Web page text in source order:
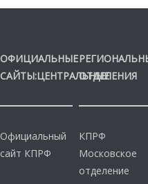
ОФИЦИАЛЬНЫЕ
САЙТЫ:ЦЕНТРАЛЬНЫЕ
Официальный
сайт КПРФ
ОТДЕЛЕНИЯ
КПРФ
Московское
отделение